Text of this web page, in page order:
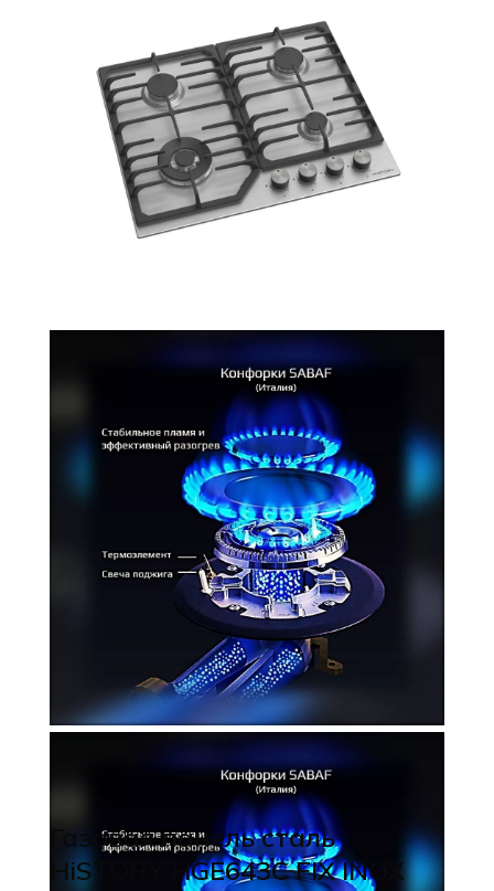
Газовая панель сталь
HiSTORY HGE643C FIX INOX